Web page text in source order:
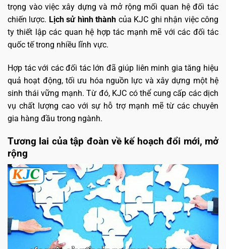
trọng vào việc xây dựng và mở rộng mối quan hệ đối tác
chiến lược. Lịch sử hình thành của KJC ghi nhận việc công
ty thiết lập các quan hệ hợp tác mạnh mẽ với các đối tác
quốc tế trong nhiều lĩnh vực.
Hợp tác với các đối tác lớn đã giúp liên minh gia tăng hiệu
quả hoạt động, tối ưu hóa nguồn lực và xây dựng một hệ
sinh thái vững mạnh. Từ đó, KJC có thể cung cấp các dịch
vụ chất lượng cao với sự hỗ trợ mạnh mẽ từ các chuyên
gia hàng đầu trong ngành.
Tương lai của tập đoàn về kế hoạch đổi mới, mở
rộng